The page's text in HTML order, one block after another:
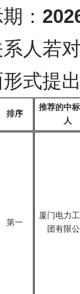
：
人若
式提
排序
推荐的中
人
第一
厦门电力
团有限